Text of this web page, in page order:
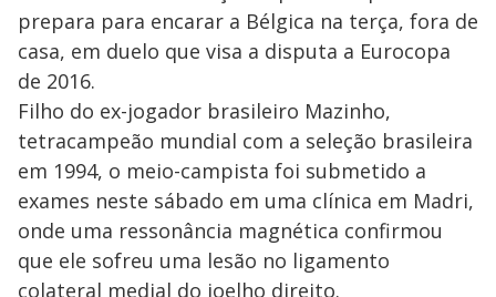
prepara para encarar a Bélgica na terça, fora de
casa, em duelo que visa a disputa a Eurocopa
de 2016.
Filho do ex-jogador brasileiro Mazinho,
tetracampeão mundial com a seleção brasileira
em 1994, o meio-campista foi submetido a
exames neste sábado em uma clínica em Madri,
onde uma ressonância magnética confirmou
que ele sofreu uma lesão no ligamento
colateral medial do joelho direito.